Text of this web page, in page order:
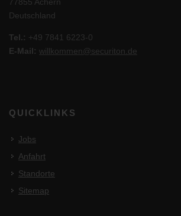
Deutschland
Tel.: +49 7841 6223-0
E-Mail: willkommen@securiton.de
QUICKLINKS
Jobs
Anfahrt
Standorte
Sitemap